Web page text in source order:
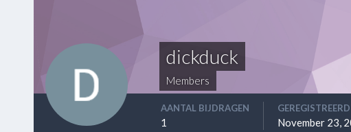
dickduck
Members
AANTAL BIJDRAGEN
1
GEREGISTREERD
November 23,